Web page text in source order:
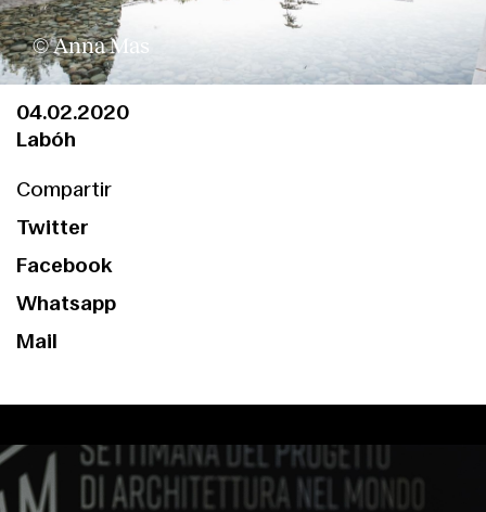
© Anna Mas
04.02.2020
Labóh
Compartir
Twitter
Facebook
Whatsapp
Mail